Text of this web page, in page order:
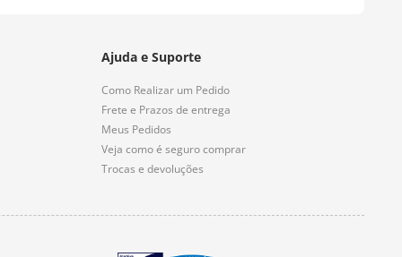
Ajuda e Suporte
Como Realizar um Pedido
Frete e Prazos de entrega
Meus Pedidos
Veja como é seguro comprar
Trocas e devoluções